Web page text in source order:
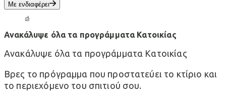
Με ενδιαφέρει
Ανακάλυψε όλα τα προγράμματα Κατοικίας
Ανακάλυψε όλα τα προγράμματα Κατοικίας
Βρες το πρόγραμμα που προστατεύει το κτίριο και
το περιεχόμενο του σπιτιού σου.